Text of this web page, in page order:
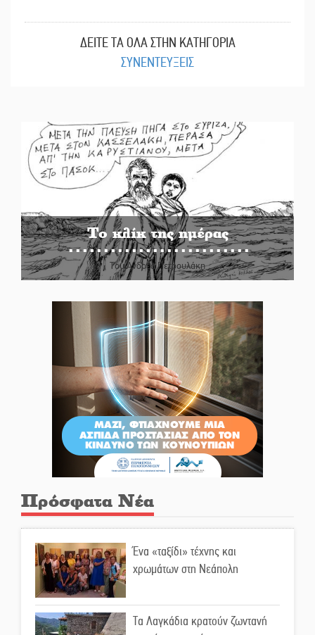
ΔΕΙΤΕ ΤΑ ΟΛΑ ΣΤΗΝ ΚΑΤΗΓΟΡΙΑ
ΣΥΝΕΝΤΕΥΞΕΙΣ
Το κλίκ της ημέρας
Του Ανδρέα Πετρουλάκη
Πρόσφατα Νέα
Ένα «ταξίδι» τέχνης και
χρωμάτων στη Νεάπολη
Τα Λαγκάδια κρατούν ζωντανή